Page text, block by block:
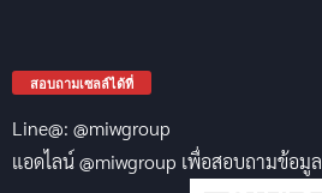
สอบถามเซลล์ได้ที่
Line@: @miwgroup
แอดไลน์ @miwgroup เพื่อสอบถามข้อมูล